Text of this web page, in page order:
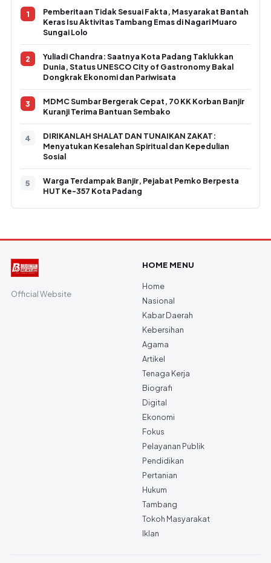
Pemberitaan Tidak Sesuai Fakta, Masyarakat Bantah
Keras Isu Aktivitas Tambang Emas di Nagari Muaro
Sungai Lolo
Yuliadi Chandra: Saatnya Kota Padang Taklukkan
Dunia, Status UNESCO City of Gastronomy Bakal
Dongkrak Ekonomi dan Pariwisata
MDMC Sumbar Bergerak Cepat, 70 KK Korban Banjir
Kuranji Terima Bantuan Sembako
DIRIKANLAH SHALAT DAN TUNAIKAN ZAKAT:
Menyatukan Kesalehan Spiritual dan Kepedulian
Sosial
Warga Terdampak Banjir, Pejabat Pemko Berpesta
HUT Ke-357 Kota Padang
Official Website
HOME MENU
Home
Nasional
Kabar Daerah
Kebersihan
Agama
Artikel
Tenaga Kerja
Biografi
Digital
Ekonomi
Fokus
Pelayanan Publik
Pendidikan
Pertanian
Hukum
Tambang
Tokoh Masyarakat
Iklan